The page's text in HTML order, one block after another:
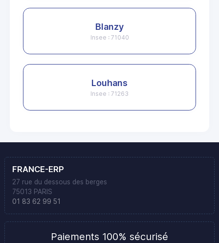
Blanzy
Insee : 71040
Louhans
Insee : 71263
FRANCE-ERP
27 rue du dessous des berges
75013 PARIS
01 83 62 99 51
Paiements 100% sécurisé